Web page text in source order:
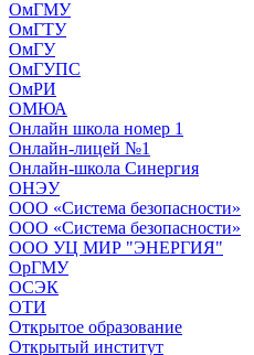
ОмГМУ
ОмГТУ
ОмГУ
ОмГУПС
ОмРИ
ОМЮА
Онлайн школа номер 1
Онлайн-лицей №1
Онлайн-школа Синергия
ОНЭУ
ООО «Система безопасности»
ООО «Система безопасности»
ООО УЦ МИР "ЭНЕРГИЯ"
ОрГМУ
ОСЭК
ОТИ
Открытое образование
Открытый институт